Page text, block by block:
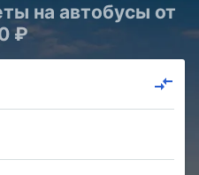
на автобусы от
₽